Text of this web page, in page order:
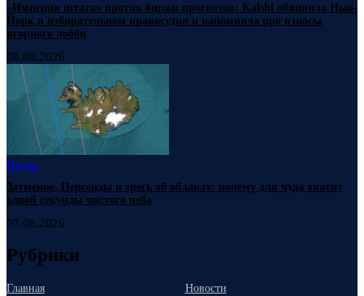
«Империя штата» против биржи прогнозов: Kalshi обвинила Нью-
Йорк в избирательном правосудии и напомнила про взносы
игорного лобби
08.08.2026
Наука
Затмение, Персеиды и ересь об облаках: почему для чуда хватит
одной секунды чистого неба
07.08.2026
Рубрики
Главная
Новости